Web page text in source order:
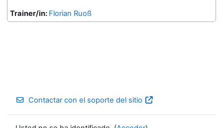
Trainer/in: Florian Ruoß
Contactar con el soporte del sitio